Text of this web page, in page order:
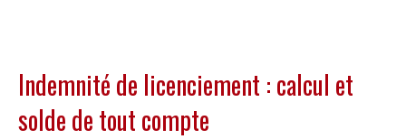
Indemnité de licenciement : calcul et
solde de tout compte